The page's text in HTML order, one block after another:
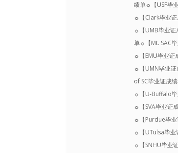
绩单☼【USF毕
☼【Clark毕业
☼【UMB毕业
单☼【Mt. SAC
☼【EMU毕业
☼【UMN毕业
of SC毕业证成
☼【U-Buffalo毕
☼【SVA毕业证
☼【Purdue毕业
☼【UTulsa毕
☼【SNHU毕业